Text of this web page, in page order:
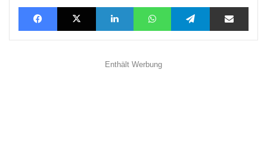
FacebookX LinkedInWhatsAppTelegramTeilen via E-Mail
Enthält Werbung